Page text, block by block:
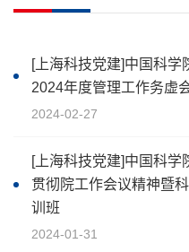
[上海科技党建]中国科
2024年度管理工作务虚
2024-02-27
[上海科技党建]中国科
贯彻院工作会议精神暨
训班
2024-01-31